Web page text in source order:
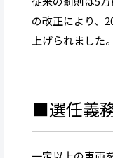
の改正により、
上げられました。
■選任義